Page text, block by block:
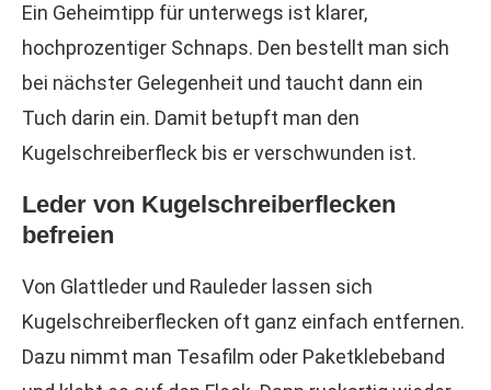
Ein Geheimtipp für unterwegs ist klarer,
hochprozentiger Schnaps. Den bestellt man sich
bei nächster Gelegenheit und taucht dann ein
Tuch darin ein. Damit betupft man den
Kugelschreiberfleck bis er verschwunden ist.
Leder von Kugelschreiberflecken
befreien
Von Glattleder und Rauleder lassen sich
Kugelschreiberflecken oft ganz einfach entfernen.
Dazu nimmt man Tesafilm oder Paketklebeband